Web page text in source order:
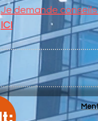
Je demande
ICI